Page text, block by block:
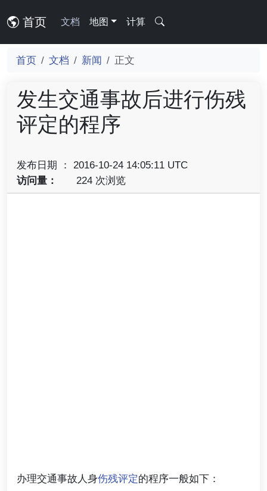
首页 文档 地图 计算
首页 文档 新闻 正文
发生交通事故后进行伤残
评定的程序
发布日期 ： 2016-10-24 14:05:11 UTC
访问量：
224 次浏览
办理交通事故人身伤残评定的程序一般如下：